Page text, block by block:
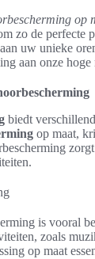
op
zo de perfecte
uw unieke
aan onze
biedt
op maat,
is vooral
zoals
op maat